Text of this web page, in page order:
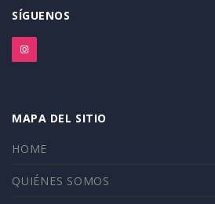
SÍGUENOS
MAPA DEL SITIO
HOME
QUIÉNES SOMOS